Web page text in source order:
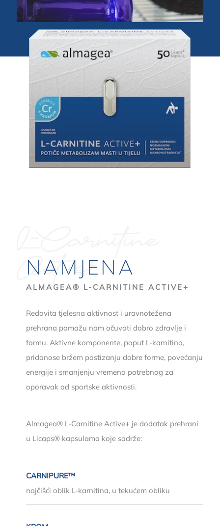
Active+
NAMJENA
ALMAGEA® L-CARNITINE ACTIVE+
Redovita tjelesna aktivnost i uravnotežena
prehrana pomažu nam očuvati dobro zdravlje i
formu. Aktivne komponente, poput L-karnitina,
pridonose bržem postizanju dobre forme, povećanju
energije i smanjenju vremena potrebnog za
oporavak od sportske aktivnosti.
Almagea® L-Carnitine Active+ je dodatak prehrani
u Licaps® kapsulama koje sadrže:
CARNIPURE™
najčišći oblik L-karnitina, u tekućem obliku